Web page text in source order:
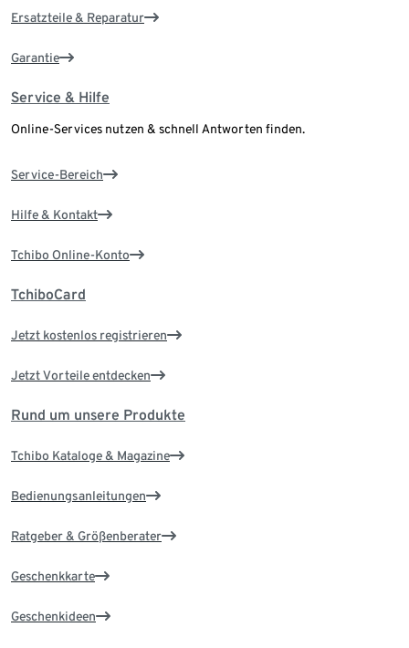
Ersatzteile & Reparatur
Garantie
Service & Hilfe
Online-Services nutzen & schnell Antworten finden.
Service-Bereich
Hilfe & Kontakt
Tchibo Online-Konto
TchiboCard
Jetzt kostenlos registrieren
Jetzt Vorteile entdecken
Rund um unsere Produkte
Tchibo Kataloge & Magazine
Bedienungsanleitungen
Ratgeber & Größenberater
Geschenkkarte
Geschenkideen